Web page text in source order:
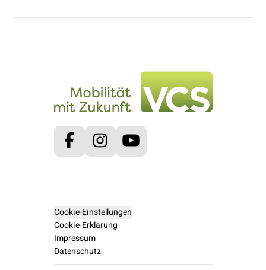
FacebookInstagram
Cookie-Einstellungen
Cookie-Erklärung
Impressum
Datenschutz